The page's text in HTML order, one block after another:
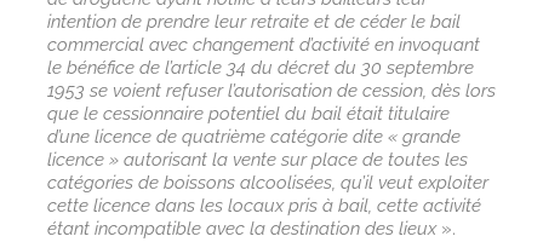
intention de prendre leur retraite et de céder le bail
commercial avec changement d’activité en invoquant
le bénéfice de l’article 34 du décret du 30 septembre
1953 se voient refuser l’autorisation de cession, dès lors
que le cessionnaire potentiel du bail était titulaire
d’une licence de quatrième catégorie dite « grande
licence » autorisant la vente sur place de toutes les
catégories de boissons alcoolisées, qu’il veut exploiter
cette licence dans les locaux pris à bail, cette activité
étant incompatible avec la destination des lieux».